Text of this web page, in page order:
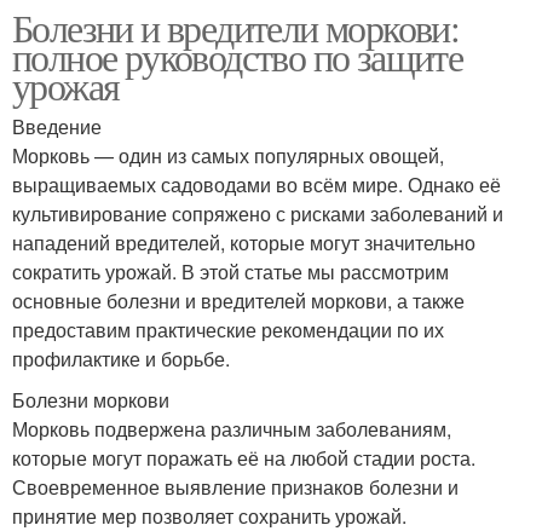
Болезни и вредители моркови:
полное руководство по защите
урожая
Введение
Морковь — один из самых популярных овощей,
выращиваемых садоводами во всём мире. Однако её
культивирование сопряжено с рисками заболеваний и
нападений вредителей, которые могут значительно
сократить урожай. В этой статье мы рассмотрим
основные болезни и вредителей моркови, а также
предоставим практические рекомендации по их
профилактике и борьбе.
Болезни моркови
Морковь подвержена различным заболеваниям,
которые могут поражать её на любой стадии роста.
Своевременное выявление признаков болезни и
принятие мер позволяет сохранить урожай.